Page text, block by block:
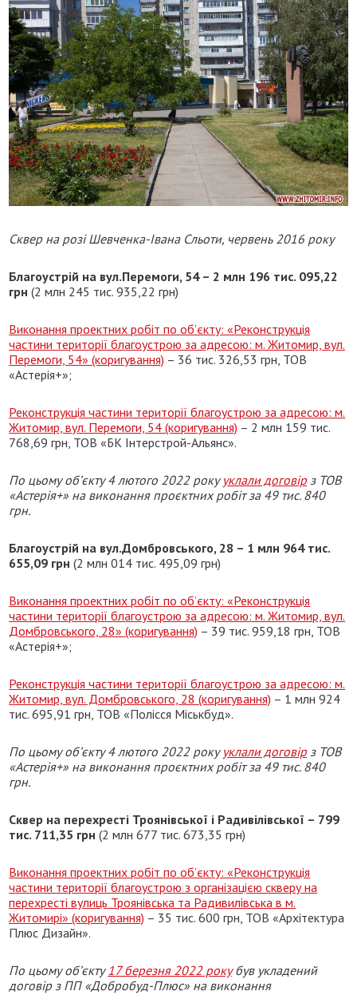
Сквер на розі Шевченка-Івана Сльоти, червень 2016 року
Благоустрій на вул.Перемоги, 54 – 2 млн 196 тис. 095,22
грн(2 млн 245 тис. 935,22 грн)
Виконання проектних робіт по об’єкту: «Реконструкція
частини території благоустрою за адресою: м. Житомир, вул.
Перемоги, 54» (коригування) – 36 тис. 326,53 грн, ТОВ
«Астерія+»;
Реконструкція частини території благоустрою за адресою: м.
Житомир, вул. Перемоги, 54 (коригування) – 2 млн 159 тис.
768,69 грн, ТОВ «БК Інтерстрой-Альянс».
По цьому об’єкту 4 лютого 2022 року уклали договірз ТОВ
«Астерія+» на виконання проєктних робіт за 49 тис. 840
грн.
Благоустрій на вул.Домбровського, 28 – 1 млн 964 тис.
655,09 грн(2 млн 014 тис. 495,09 грн)
Виконання проектних робіт по об’єкту: «Реконструкція
частини території благоустрою за адресою: м. Житомир, вул.
Домбровського, 28» (коригування) – 39 тис. 959,18 грн, ТОВ
«Астерія+»;
Реконструкція частини території благоустрою за адресою: м.
Житомир, вул. Домбровського, 28 (коригування) – 1 млн 924
тис. 695,91 грн, ТОВ «Полісся Міськбуд».
По цьому об’єкту 4 лютого 2022 року уклали договірз ТОВ
«Астерія+» на виконання проєктних робіт за 49 тис. 840
грн.
Сквер на перехресті Троянівської і Радивілівської – 799
тис. 711,35 грн(2 млн 677 тис. 673,35 грн)
Виконання проектних робіт по об’єкту: «Реконструкція
частини території благоустрою з організацією скверу на
перехресті вулиць Троянівська та Радивилівська в м.
Житомирі» (коригування) – 35 тис. 600 грн, ТОВ «Архітектура
Плюс Дизайн».
По цьому об’єкту17 березня 2022 рокубув укладений
договір з ПП «Добробуд-Плюс» на виконання